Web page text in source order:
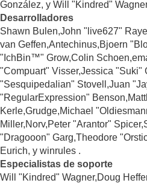
González, y Will "Kindred"
Desarrolladores
Shawn Bulen,John "live627"
van Geffen,Antechinus,Bjoern
"IchBin™" Grow,Colin
"Compuart" Visser,Jessica "Suki"
"Sesquipedalian" Stovell,Juan
"RegularExpression"
Kerle,Grudge,Michael
Miller,Norv,Peter "Arantor"
"Dragooon" Garg,Theodore
Eurich, y winrules .
Especialistas de soporte
Will "Kindred" Wagner,Doug